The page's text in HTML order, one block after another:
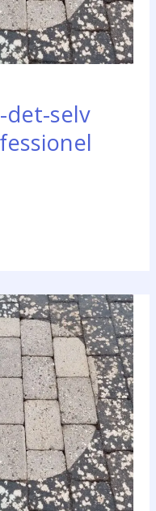
det-selv